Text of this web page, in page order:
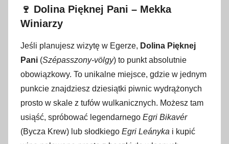
🍷 Dolina Pięknej Pani – Mekka
Winiarzy
Jeśli planujesz wizytę w Egerze, Dolina Pięknej
Pani (Szépasszony-völgy) to punkt absolutnie
obowiązkowy. To unikalne miejsce, gdzie w jednym
punkcie znajdziesz dziesiątki piwnic wydrążonych
prosto w skale z tufów wulkanicznych. Możesz tam
usiąść, spróbować legendarnego Egri Bikavér
(Bycza Krew) lub słodkiego Egri Leányka i kupić